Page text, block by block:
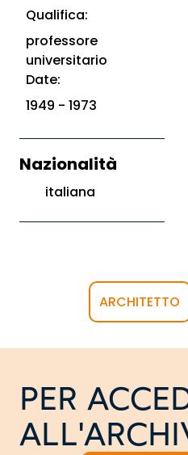
Qualifica:
professore
universitario
Date:
1949 - 1973
Nazionalità
italiana
ARCHITETTO
PER